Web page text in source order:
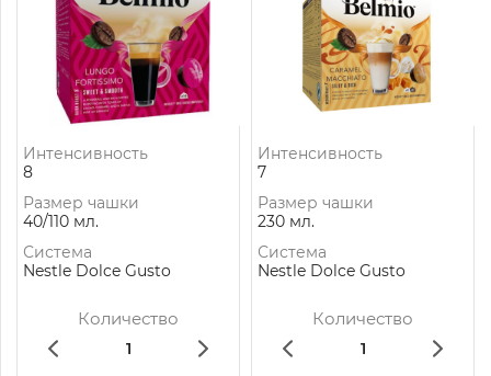
Интенсивность
8
Размер чашки
40/110 мл.
Система
Nestle Dolce Gusto
Количество
Интенсивность
7
Размер чашки
230 мл.
Система
Nestle Dolce Gusto
Количество